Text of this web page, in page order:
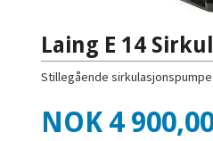
Laing E 14
Stillegående sirkulasjonspumpe.
Pris
NOK 4